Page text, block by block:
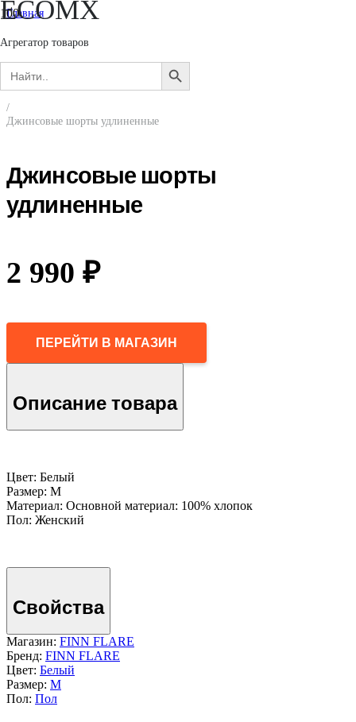
ECOMX
Агрегатор товаров
Search
for:
SEARCH
BUTTON
Главная
Женщинам
Одежда
Шорты
/
Джинсовые шорты удлиненные
Джинсовые шорты
удлиненные
2 990 ₽
ПЕРЕЙТИ В МАГАЗИН
Описание товара
Цвет: Белый
Размер: M
Материал: Основной материал: 100% хлопок
Пол: Женский
Свойства
Магазин: FINN FLARE
Бренд: FINN FLARE
Цвет: Белый
Размер: M
Пол: Пол